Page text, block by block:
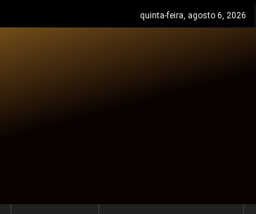
quinta-feira, agosto 6, 2026